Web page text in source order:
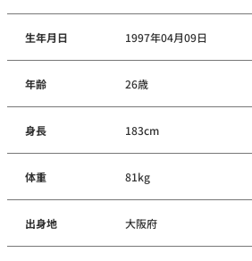
生年月日 1997年04月09日
年齢 26歳
身長 183cm
体重 81kg
出身地 大阪府